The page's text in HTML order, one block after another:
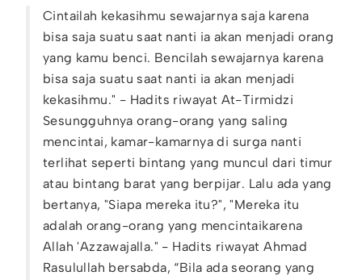
Cintailah kekasihmu sewajarnya saja karena
bisa saja suatu saat nanti ia akan menjadi orang
yang kamu benci. Bencilah sewajarnya karena
bisa saja suatu saat nanti ia akan menjadi
kekasihmu." - Hadits riwayat At-Tirmidzi
Sesungguhnya orang-orang yang saling
mencintai, kamar-kamarnya di surga nanti
terlihat seperti bintang yang muncul dari timur
atau bintang barat yang berpijar. Lalu ada yang
bertanya, "Siapa mereka itu?", "Mereka itu
adalah orang-orang yang mencintaikarena
Allah 'Azzawajalla." - Hadits riwayat Ahmad
Rasulullah bersabda, “Bila ada seorang yang